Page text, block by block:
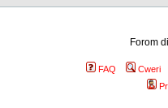
Forom
FAQ
Cweri